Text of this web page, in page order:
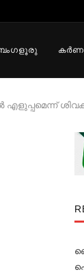
എളുപ്പമെന്ന്